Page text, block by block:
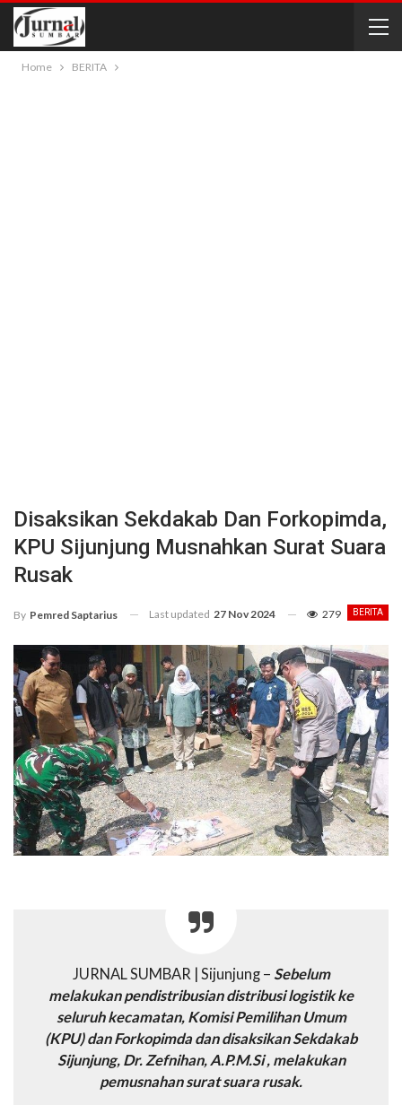
Home BERITA
Disaksikan Sekdakab Dan Forkopimda,
KPU Sijunjung Musnahkan Surat Suara
Rusak
BERITA
By Pemred Saptarius Last updated 27 Nov 2024 279
JURNAL SUMBAR | Sijunjung – Sebelum
melakukan pendistribusian distribusi logistik ke
seluruh kecamatan, Komisi Pemilihan Umum
(KPU) dan Forkopimda dan disaksikan Sekdakab
Sijunjung, Dr. Zefnihan, A.P.M.Si , melakukan
pemusnahan surat suara rusak.